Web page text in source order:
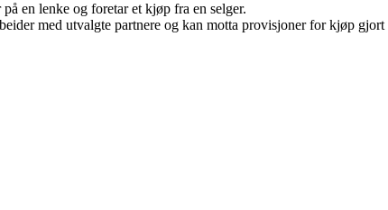
en lenke og foretar et kjøp fra en selger.
med utvalgte partnere og kan motta provisjoner for kjøp